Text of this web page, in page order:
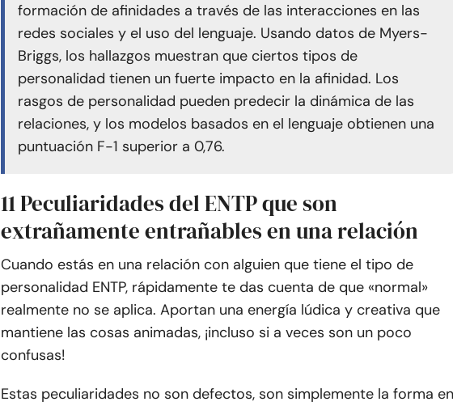
formación de afinidades a través de las interacciones en las
redes sociales y el uso del lenguaje. Usando datos de Myers-
Briggs, los hallazgos muestran que ciertos tipos de
personalidad tienen un fuerte impacto en la afinidad. Los
rasgos de personalidad pueden predecir la dinámica de las
relaciones, y los modelos basados en el lenguaje obtienen una
puntuación F-1 superior a 0,76.
11 Peculiaridades del ENTP que son
extrañamente entrañables en una relación
Cuando estás en una relación con alguien que tiene el tipo de
personalidad ENTP, rápidamente te das cuenta de que «normal»
realmente no se aplica. Aportan una energía lúdica y creativa que
mantiene las cosas animadas, ¡incluso si a veces son un poco
confusas!
Estas peculiaridades no son defectos, son simplemente la forma en